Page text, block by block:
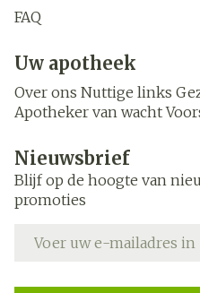
FAQ
Uw apotheek
Over ons Nuttige links
Apotheker van wacht
Nieuwsbrief
Blijf op de hoogte van
promoties